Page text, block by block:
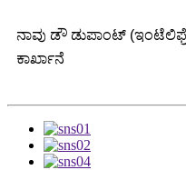
ನಾವು ಡೌ ಡುಪಾಂಟ್
ಕಾರ್ಖಾನೆ